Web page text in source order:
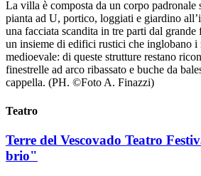
La villa è composta da un corpo padronale
pianta ad U, portico, loggiati e giardino
una facciata scandita in tre parti dal
un insieme di edifici rustici che inglobano i
medioevale: di queste strutture restano
finestrelle ad arco ribassato e buche da
cappella. (PH. ©Foto A. Finazzi)
Teatro
Terre del Vescovado Teatro
brio"